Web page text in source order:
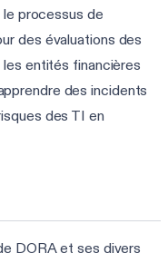
le processus de
des évaluations des
les entités financières
des incidents
des TI en
DORA et ses divers